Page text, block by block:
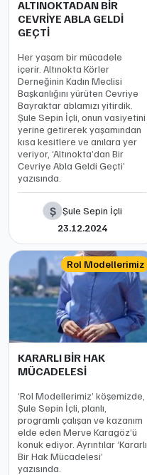
ALTINOKTADAN BİR
CEVRİYE ABLA GELDİ
GEÇTİ
Her yaşam bir mücadele
içerir. Altınokta Körler
Derneğinin Kadın Meclisi
Başkanlığını yürüten Cevriye
Bayraktar ablamızı yitirdik.
Şule Sepin İçli, onun vasiyetini
yerine getirerek yaşamından
kısa kesitlere ve anılara yer
veriyor, ‘Altınokta’dan Bir
Cevriye Abla Geldi Geçti’
yazısında.
Ş Şule Sepin İçli
23.12.2024
Rol Modellerimiz
KARARLI BİR HAK
MÜCADELESİ
‘Rol Modellerimiz’ köşemizde,
Şule Sepin İçli, planlı,
programlı çalışan ve kazanım
elde eden Merve Karagöz’ü
konuk ediyor. Ayrıntılar ‘Kararlı
Bir Hak Mücadelesi’
yazısında.